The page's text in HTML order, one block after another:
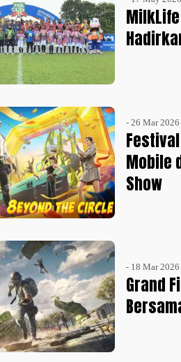
- 26 Mar 2026
Mobile
Show
- 18 Mar 2026
Grand